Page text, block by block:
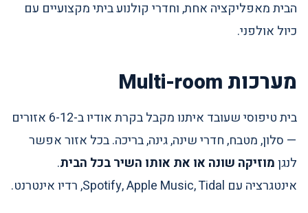
הבית מאפליקציה אחת, וחדרי קולנוע ביתי מקצועיים עם
כיול אולפני.
מערכות Multi-room
בית טיפוסי שעובד איתנו מקבל בקרת אודיו ב-6-12 אזורים
— סלון, מטבח, חדרי שינה, גינה, בריכה. בכל אזור אפשר
לנגןמוזיקה שונה או את אותו השיר בכל הבית.
אינטגרציה עם Spotify, Apple Music, Tidal, רדיו אינטרנט.